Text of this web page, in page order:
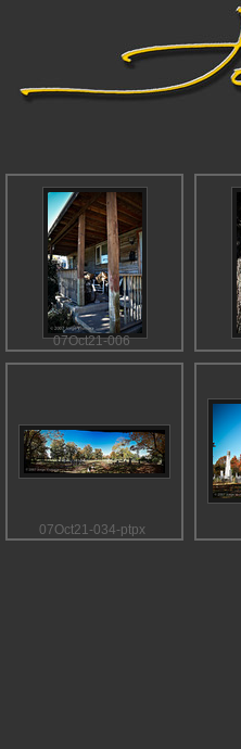
07Oct21-006
07Oct21-034-ptpx